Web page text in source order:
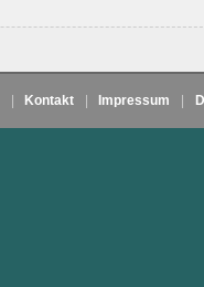
Kontakt Impressum